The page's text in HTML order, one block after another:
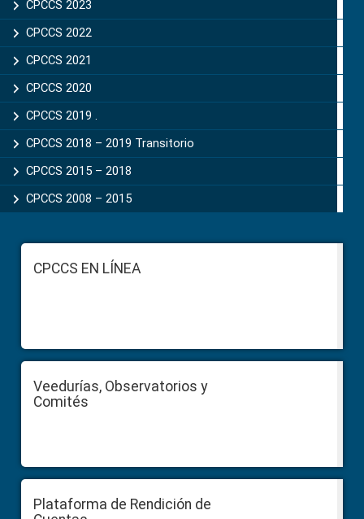
CPCCS 2023
CPCCS 2022
CPCCS 2021
CPCCS 2020
CPCCS 2019 .
CPCCS 2018 – 2019 Transitorio
CPCCS 2015 – 2018
CPCCS 2008 – 2015
FooterCPCCS EN LÍNEA
Veedurías, Observatorios y
Comités
Plataforma de Rendición de